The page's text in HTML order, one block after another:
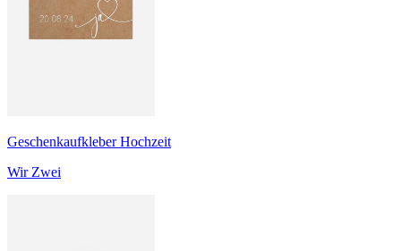
Geschenkaufkleber Hochzeit
Wir Zwei